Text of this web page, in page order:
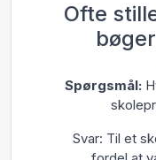
Ofte
Spørgsmål:
Svar: Til et